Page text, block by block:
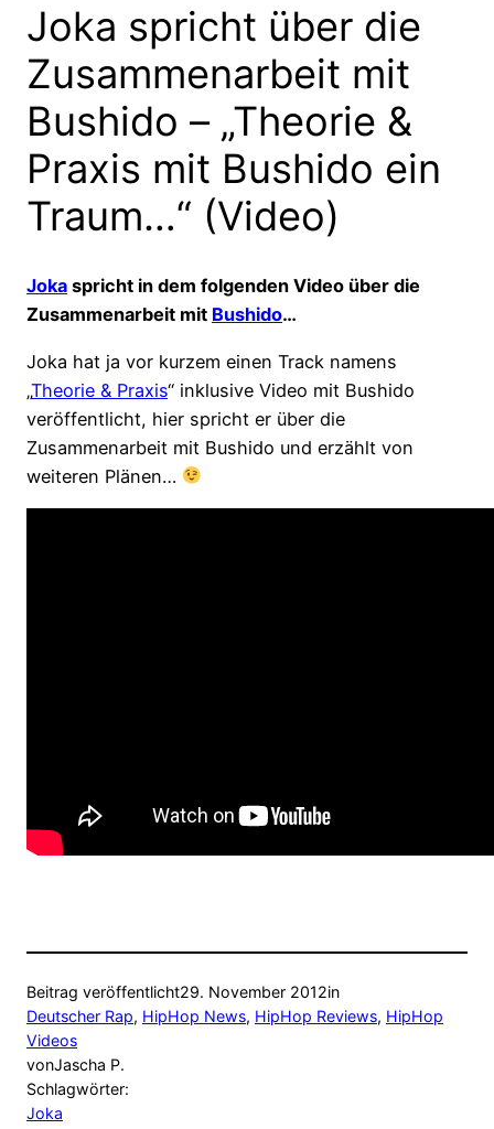
Joka spricht über die
Zusammenarbeit mit
Bushido – „Theorie &
Praxis mit Bushido ein
Traum…“ (Video)
Joka spricht in dem folgenden Video über die
Zusammenarbeit mit Bushido…
Joka hat ja vor kurzem einen Track namens
„Theorie & Praxis“ inklusive Video mit Bushido
veröffentlicht, hier spricht er über die
Zusammenarbeit mit Bushido und erzählt von
weiteren Plänen…
Beitrag veröffentlicht29. November 2012in
Deutscher Rap, HipHop News, HipHop Reviews, HipHop
Videos
vonJascha P.
Schlagwörter:
Joka